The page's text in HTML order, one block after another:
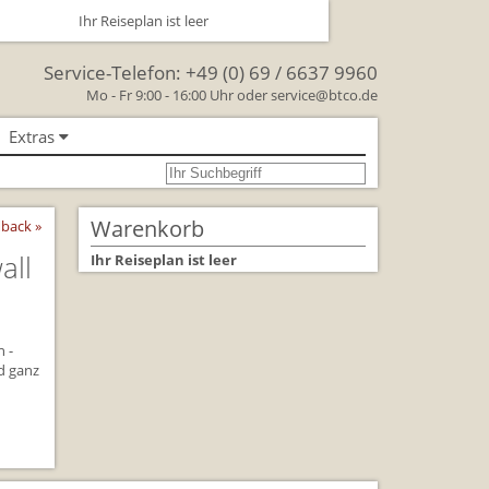
Service-Telefon: +49 (0) 69 / 6637 9960
Mo - Fr 9:00 - 16:00 Uhr oderservice@btco.de
Reise
Sie eine Reise mit
Extras
Ihr Reiseplan ist leer
»
-
ganz
Warenkorb
Ihr Reiseplan ist leer